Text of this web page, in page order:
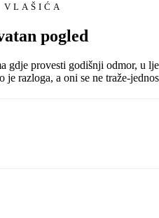
VLAŠIĆA
pogled
gdje provesti godišnji odmor, u
je razloga, a oni se ne traže-